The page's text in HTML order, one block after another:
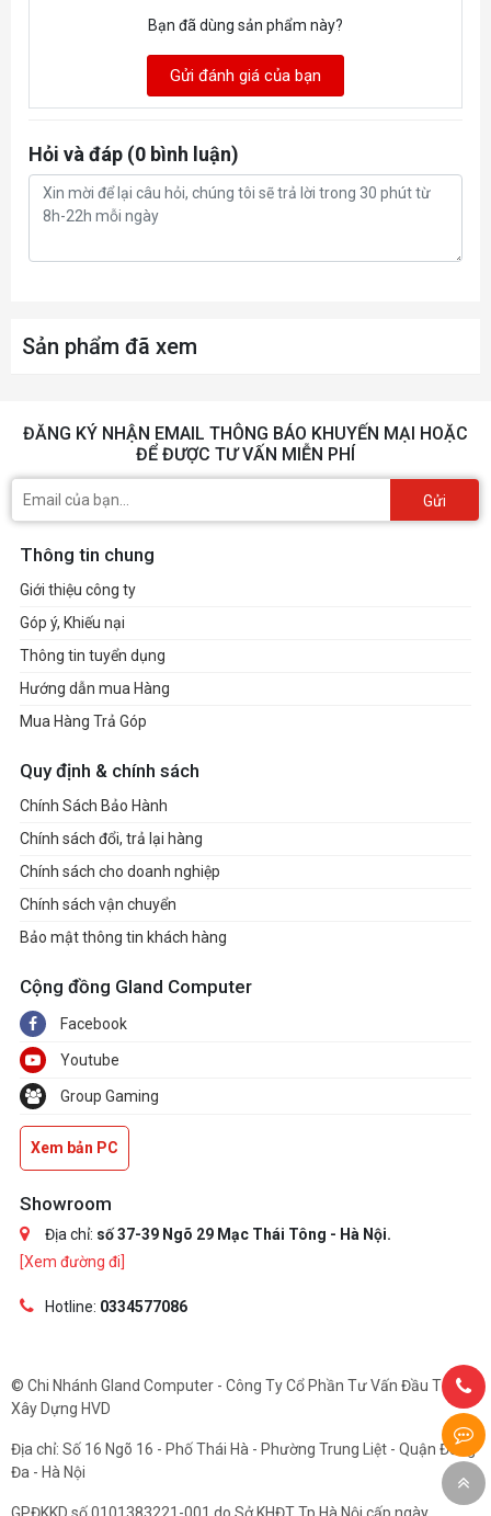
Bạn đã dùng sản phẩm này?
Gửi đánh giá của bạn
Hỏi và đáp (0 bình luận)
Sản phẩm đã xem
ĐĂNG KÝ NHẬN EMAIL THÔNG BÁO KHUYẾN MẠI HOẶC
ĐỂ ĐƯỢC TƯ VẤN MIỄN PHÍ
Gửi
Thông tin chung
Giới thiệu công ty
Góp ý, Khiếu nại
Thông tin tuyển dụng
Hướng dẫn mua Hàng
Mua Hàng Trả Góp
Quy định & chính sách
Chính Sách Bảo Hành
Chính sách đổi, trả lại hàng
Chính sách cho doanh nghiệp
Chính sách vận chuyển
Bảo mật thông tin khách hàng
Cộng đồng Gland Computer
Facebook
Youtube
Group Gaming
Xem bản PC
Showroom
Địa chỉ: số 37-39 Ngõ 29 Mạc Thái Tông - Hà Nội.
[Xem đường đi]
Hotline: 0334577086
© Chi Nhánh Gland Computer - Công Ty Cổ Phần Tư Vấn Đầu Tư Và
Xây Dựng HVD
Địa chỉ: Số 16 Ngõ 16 - Phố Thái Hà - Phường Trung Liệt - Quận Đống
Đa - Hà Nội